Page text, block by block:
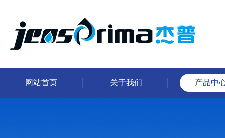
网站首页 关于我们 产品中